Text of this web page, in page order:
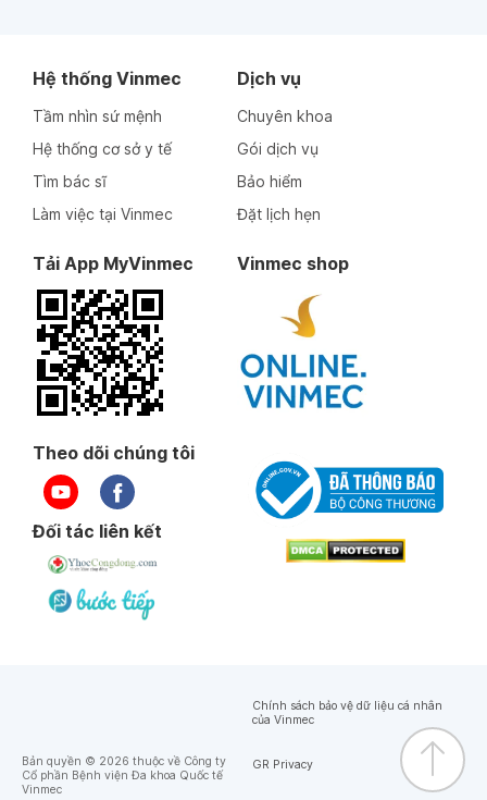
Hệ thống Vinmec
Tầm nhìn sứ mệnh
Hệ thống cơ sở y tế
Tìm bác sĩ
Làm việc tại Vinmec
Dịch vụ
Chuyên khoa
Gói dịch vụ
Bảo hiểm
Đặt lịch hẹn
Tải App MyVinmec Vinmec shop
Theo dõi chúng tôi
Đối tác liên kết
Bản quyền © 2026 thuộc về Công ty
Cổ phần Bệnh viện Đa khoa Quốc tế
Vinmec
Chính sách bảo vệ dữ liệu cá nhân
của Vinmec
GR Privacy